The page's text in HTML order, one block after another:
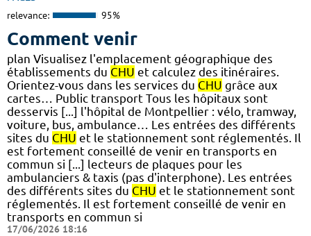
relevance: 95%
Comment venir
plan Visualisez l'emplacement géographique des
établissements du CHU et calculez des itinéraires.
Orientez-vous dans les services du CHU grâce aux
cartes… Public transport Tous les hôpitaux sont
desservis [...] l'hôpital de Montpellier : vélo, tramway,
voiture, bus, ambulance… Les entrées des différents
sites du CHU et le stationnement sont réglementés. Il
est fortement conseillé de venir en transports en
commun si [...] lecteurs de plaques pour les
ambulanciers & taxis (pas d'interphone). Les entrées
des différents sites du CHU et le stationnement sont
réglementés. Il est fortement conseillé de venir en
transports en commun si
17/06/2026 18:16